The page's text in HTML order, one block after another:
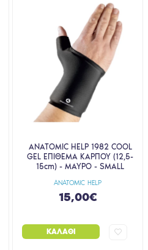
ANATOMIC HELP
ANATOMIC HELP 1982 COOL
GEL ΕΠΙΘΕΜΑ ΚΑΡΠΟΥ (12,5-
15cm) - ΜΑΥΡΟ - SMALL
15,00€
ΚΑΛΆΘΙ